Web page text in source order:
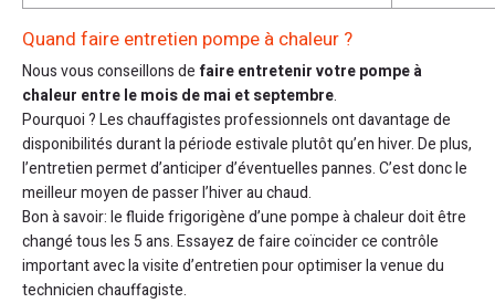
Quand faire entretien pompe à chaleur ?
Nous vous conseillons de faire entretenir votre pompe à
chaleur entre le mois de mai et septembre.
Pourquoi ? Les chauffagistes professionnels ont davantage de
disponibilités durant la période estivale plutôt qu’en hiver. De plus,
l’entretien permet d’anticiper d’éventuelles pannes. C’est donc le
meilleur moyen de passer l’hiver au chaud.
Bon à savoir: le fluide frigorigène d’une pompe à chaleur doit être
changé tous les 5 ans. Essayez de faire coïncider ce contrôle
important avec la visite d’entretien pour optimiser la venue du
technicien chauffagiste.